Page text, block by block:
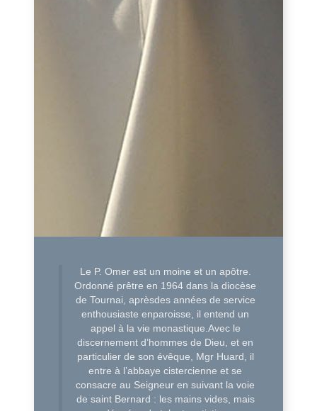
Le P. Omer est un moine et un apôtre.
Ordonné prêtre en 1964 dans la diocèse
de Tournai, aprèsdes années de service
enthousiaste enparoisse, il entend un
appel à la vie monastique.Avec le
discernement d’hommes de Dieu, et en
particulier de son évêque, Mgr Huard, il
entre à l’abbaye cistercienne et se
consacre au Seigneur en suivant la voie
de saint Bernard : les mains vides, mais